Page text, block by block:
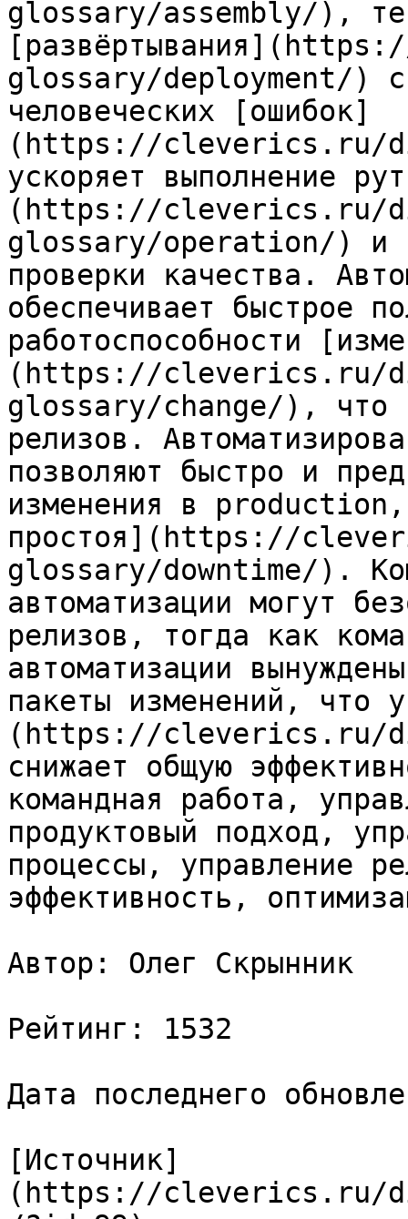
glossary/assembly/),
glossary/deployment/)
человеческих [ошибок]
(https://cleverics.ru/
ускоряет выполнение
(https://cleverics.ru/
glossary/operation/) и
проверки качества.
обеспечивает быстрое
работоспособности
(https://cleverics.ru/
glossary/change/), что
релизов.
позволяют быстро и
изменения в
простоя](https://
glossary/downtime/).
автоматизации могут
релизов, тогда как
автоматизации
пакеты изменений, что
(https://cleverics.ru/
снижает общую
командная работа,
продуктовый подход,
процессы, управление
эффективность,
Автор: Олег Скрынник
Рейтинг: 1532
Дата последнего
[Источник]
(https://cleverics.ru/